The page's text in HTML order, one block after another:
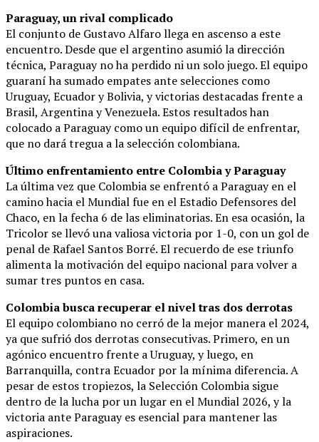
Paraguay, un rival complicado
El conjunto de Gustavo Alfaro llega en ascenso a este
encuentro. Desde que el argentino asumió la dirección
técnica, Paraguay no ha perdido ni un solo juego. El equipo
guaraní ha sumado empates ante selecciones como
Uruguay, Ecuador y Bolivia, y victorias destacadas frente a
Brasil, Argentina y Venezuela. Estos resultados han
colocado a Paraguay como un equipo difícil de enfrentar,
que no dará tregua a la selección colombiana.
Último enfrentamiento entre Colombia y Paraguay
La última vez que Colombia se enfrentó a Paraguay en el
camino hacia el Mundial fue en el Estadio Defensores del
Chaco, en la fecha 6 de las eliminatorias. En esa ocasión, la
Tricolor se llevó una valiosa victoria por 1-0, con un gol de
penal de Rafael Santos Borré. El recuerdo de ese triunfo
alimenta la motivación del equipo nacional para volver a
sumar tres puntos en casa.
Colombia busca recuperar el nivel tras dos derrotas
El equipo colombiano no cerró de la mejor manera el 2024,
ya que sufrió dos derrotas consecutivas. Primero, en un
agónico encuentro frente a Uruguay, y luego, en
Barranquilla, contra Ecuador por la mínima diferencia. A
pesar de estos tropiezos, la Selección Colombia sigue
dentro de la lucha por un lugar en el Mundial 2026, y la
victoria ante Paraguay es esencial para mantener las
aspiraciones.